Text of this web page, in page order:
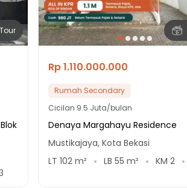
Rp 1.110.000.000
Rumah Secondary
Cicilan 9.5 Juta/bulan
Denaya Margahayu Residence
Mustikajaya, Kota Bekasi
LT 102m² LB 55 m² KM 2